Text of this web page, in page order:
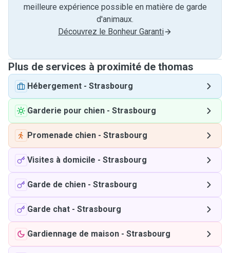
meilleure expérience possible en matière de garde
d'animaux.
Découvrez le Bonheur Garanti
Plus de services à proximité de thomas
Hébergement - Strasbourg
Garderie pour chien - Strasbourg
Promenade chien - Strasbourg
Visites à domicile - Strasbourg
Garde de chien - Strasbourg
Garde chat - Strasbourg
Gardiennage de maison - Strasbourg